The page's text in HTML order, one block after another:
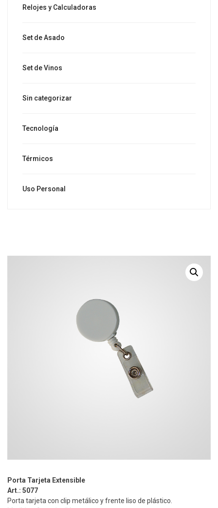
Porta Tarjeta Extensible
Art.: 5077
Porta tarjeta con clip metálico y frente liso de plástico.
Relojes y Calculadoras
Set de Asado
Set de Vinos
Sin categorizar
Tecnología
Térmicos
Uso Personal